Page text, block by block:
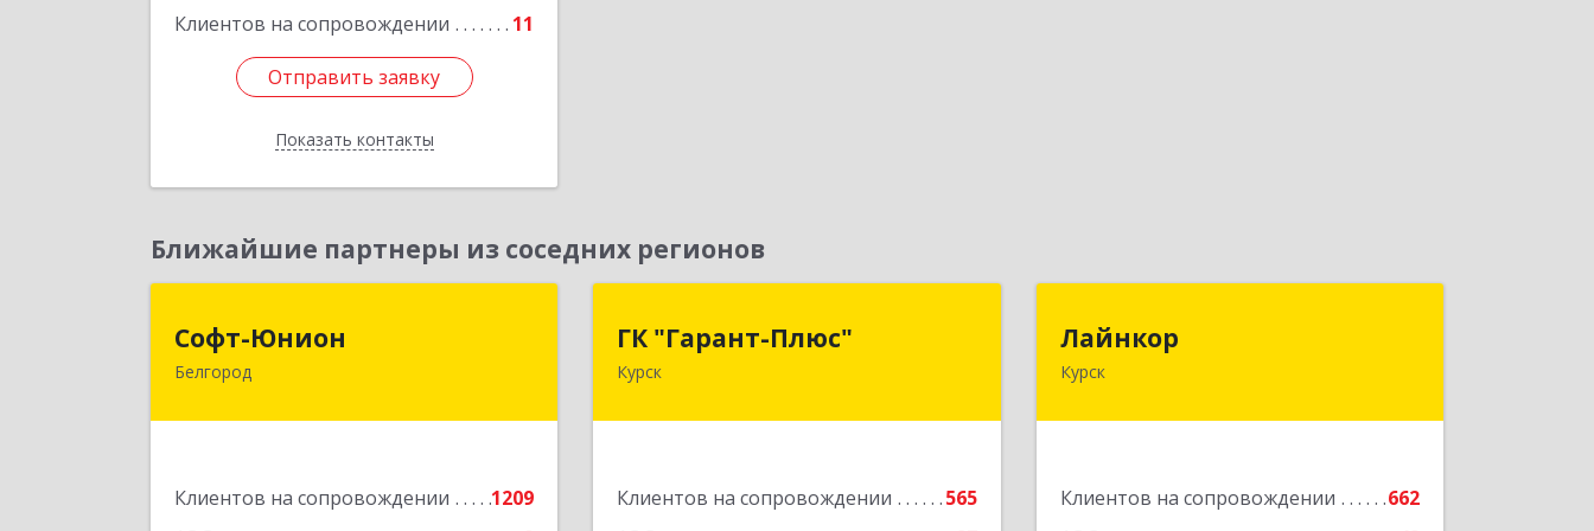
Клиентов на сопровождении 11
Отправить заявку
Показать контакты
Подробнее
Ближайшие партнеры из соседних регионов
Софт-Юнион
Белгород
Клиентов на сопровождении
1209
308014, Белгородская обл, Белгород г,
ГК "Гарант-Плюс"
Курск
Клиентов на сопровождении
565
Лайнкор
Курск
Клиентов на сопровождении
662
305021, Курская обл, Курск г, Победы